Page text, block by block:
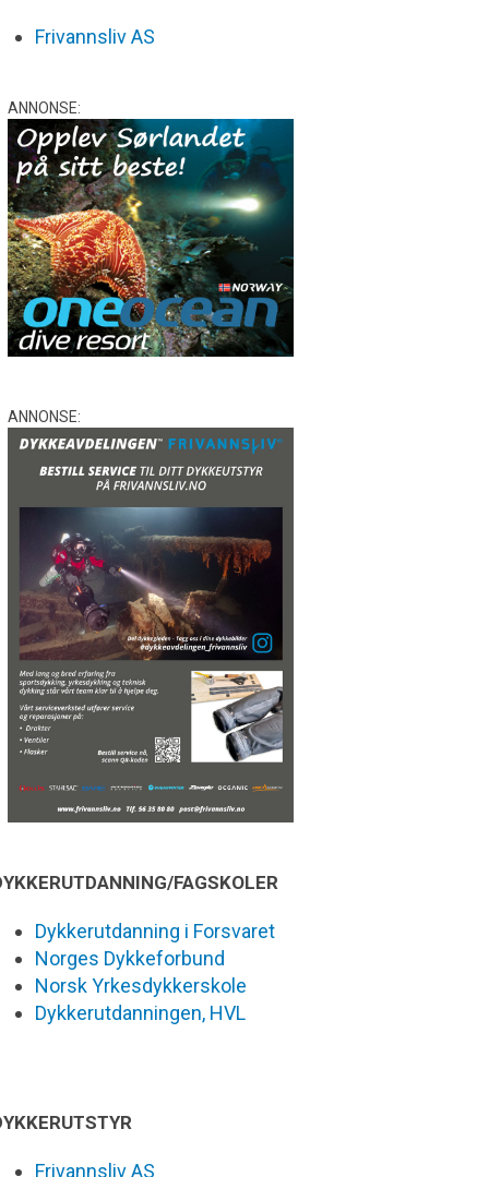
Frivannsliv AS
ANNONSE:
ANNONSE:
FAGSKOLER
Dykkerutdanning i Forsvaret
Norges Dykkeforbund
Norsk Yrkesdykkerskole
Dykkerutdanningen, HVL
Frivannsliv AS